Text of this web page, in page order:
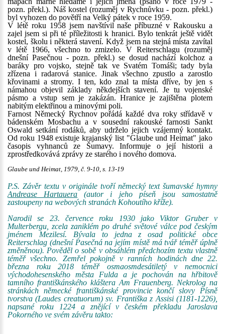
pozn. překl.). Náš kostel (rozuměj v Rychnůvku - pozn. překl.)
byl vyhozen do povětří na Velký pátek v roce 1959.
V létě roku 1958 jsem navštívil naše příbuzné v Rakousku a
zajel jsem si při té příležitosti k hranici. Bylo tenkrát ještě vidět
kostel, školu i některá stavení. Když jsem na stejná místa zavítal
v létě 1966, všechno to zmizelo. V Reiterschlagu (rozuměj
dnešní Pasečnou - pozn. překl.) se dosud nachází kolchoz a
baráky pro vojsko, stejně tak ve Svatém Tomáši; tady byla
zřízena i radarová stanice. Jinak všechno zpustlo a zarostlo
křovinami a stromy. I ten, kdo znal ta místa dříve, by jen s
námahou objevil základy někdejších stavení. Je tu vojenské
pásmo a vstup sem je zakázán. Hranice je zajištěna plotem
nabitým elektřinou a minovými poli.
Farnost Německý Rychnov pořádá každé dva roky střídavě v
bádenském Mosbachu a v sousední rakouské farnosti Sankt
Oswald setkání rodáků, aby udrželo jejich vzájemný kontakt.
Od roku 1948 existuje krajanský list "Glaube und Heimat" jako
časopis vyhnanců ze Šumavy. Informuje o její historii a
zprostředkovává zprávy ze starého i nového domova.
Glaube und Heimat, 1979, č. 9-10, s. 13-19
P.S. Závěr textu v originále tvoří německý text šumavské hymny
Andrease Hartauera (autor i jeho píseň jsou samostatně
zastoupeny na webových stranách Kohoutího kříže).
Narodil se 23. července roku 1930 jako Viktor Gruber v
Multerbergu, zcela zaniklém po druhé světové válce pod českým
jménem Mezilesí. Bývala to jedna z osad politické obce
Reiterschlag (dnešní Pasečná na jejím místě má tvář téměř úplně
změněnou). Pověděl o sobě v obsáhlém předchozím textu vlastně
téměř všechno. Zemřel pokojně v ranních hodinách dne 22.
března roku 2018 téměř osmaosmdesátiletý v nemocnici
východohesenského města Fulda a je pochován na hřbitově
tamního františkánského kláštera Am Frauenberg. Nekrolog na
stránkách německé františkánské provincie končí slovy Písně
tvorstva (Laudes creatuorum) sv. Františka z Assisi (1181-1226),
napsané roku 1224 a znějící v českém překladu Jaroslava
Pokorného ve svém závěru takto: